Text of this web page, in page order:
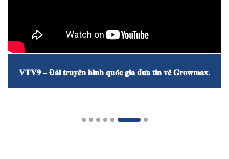
𝐕𝐓𝐕𝟗 – Đ𝐚̀𝐢 𝐭𝐫𝐮𝐲𝐞̂̀𝐧 𝐡𝐢̀𝐧𝐡 𝐪𝐮𝐨̂́𝐜 𝐠𝐢𝐚 đ𝐮̛𝐚 𝐭𝐢𝐧 𝐯𝐞̂̀ 𝐆𝐫𝐨𝐰𝐦𝐚𝐱.